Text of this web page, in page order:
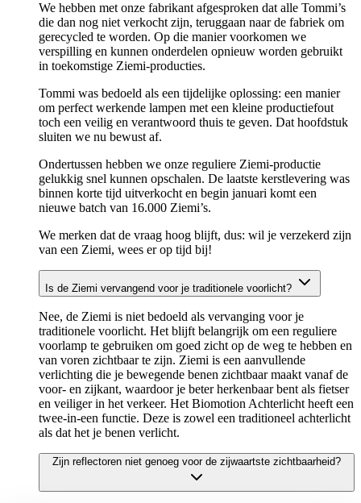
We hebben met onze fabrikant afgesproken dat alle Tommi’s
die dan nog niet verkocht zijn, teruggaan naar de fabriek om
gerecycled te worden. Op die manier voorkomen we
verspilling en kunnen onderdelen opnieuw worden gebruikt
in toekomstige Ziemi-producties.
Tommi was bedoeld als een tijdelijke oplossing: een manier
om perfect werkende lampen met een kleine productiefout
toch een veilig en verantwoord thuis te geven. Dat hoofdstuk
sluiten we nu bewust af.
Ondertussen hebben we onze reguliere Ziemi-productie
gelukkig snel kunnen opschalen. De laatste kerstlevering was
binnen korte tijd uitverkocht en begin januari komt een
nieuwe batch van 16.000 Ziemi’s.
We merken dat de vraag hoog blijft, dus: wil je verzekerd zijn
van een Ziemi, wees er op tijd bij!
Is de Ziemi vervangend voor je traditionele voorlicht?
Nee, de Ziemi is niet bedoeld als vervanging voor je
traditionele voorlicht. Het blijft belangrijk om een reguliere
voorlamp te gebruiken om goed zicht op de weg te hebben en
van voren zichtbaar te zijn. Ziemi is een aanvullende
verlichting die je bewegende benen zichtbaar maakt vanaf de
voor- en zijkant, waardoor je beter herkenbaar bent als fietser
en veiliger in het verkeer. Het Biomotion Achterlicht heeft een
twee-in-een functie. Deze is zowel een traditioneel achterlicht
als dat het je benen verlicht.